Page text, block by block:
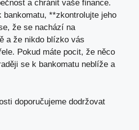
a chránit vaše finance.
bankomatu, **zkontrolujte jeho
že se nachází na
a že nikdo blízko vás
Pokud máte pocit, že něco
se k bankomatu neblíže a
doporučujeme dodržovat